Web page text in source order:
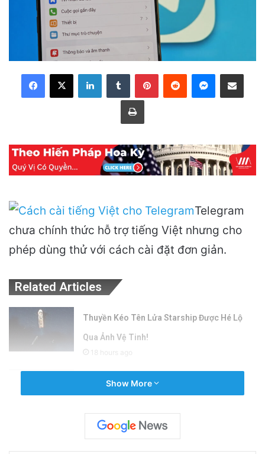
LinkedInTumblr PinterestReddit Messenger
Share via Email
Print
Telegram
chưa chính thức hỗ trợ tiếng Việt nhưng cho
phép dùng thử với cách cài đặt đơn giản.
Related Articles
Thuyền Kéo Tên Lửa Starship Được Hé Lộ
Qua Ảnh Vệ Tinh!
18 hours ago
Tên lửa SpaceX chuẩn bị va chạm với Mặt
2 days ago
Show More